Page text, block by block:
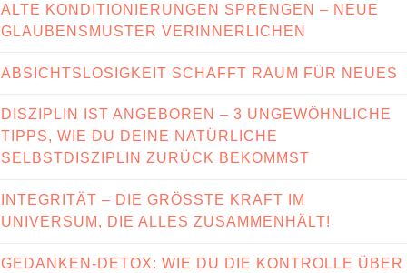
ALTE KONDITIONIERUNGEN SPRENGEN – NEUE
GLAUBENSMUSTER VERINNERLICHEN
ABSICHTSLOSIGKEIT SCHAFFT RAUM FÜR NEUES
DISZIPLIN IST ANGEBOREN – 3 UNGEWÖHNLICHE
TIPPS, WIE DU DEINE NATÜRLICHE
SELBSTDISZIPLIN ZURÜCK BEKOMMST
INTEGRITÄT – DIE GRÖSSTE KRAFT IM U
NIVERSUM, DIE ALLES ZUSAMMENHÄLT!
GEDANKEN-DETOX: WIE DU DIE KONTROLLE ÜBER